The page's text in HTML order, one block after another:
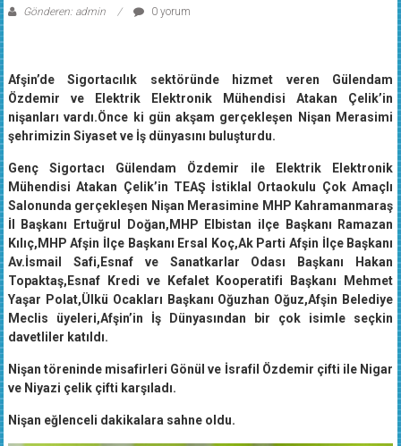
Gönderen: admin 0 yorum
Afşin’de Sigortacılık sektöründe hizmet veren Gülendam
Özdemir ve Elektrik Elektronik Mühendisi Atakan Çelik’in
nişanları vardı.Önce ki gün akşam gerçekleşen Nişan Merasimi
şehrimizin Siyaset ve İş dünyasını buluşturdu.
Genç Sigortacı Gülendam Özdemir ile Elektrik Elektronik
Mühendisi Atakan Çelik’in TEAŞ İstiklal Ortaokulu Çok Amaçlı
Salonunda gerçekleşen Nişan Merasimine MHP Kahramanmaraş
İl Başkanı Ertuğrul Doğan,MHP Elbistan ilçe Başkanı Ramazan
Kılıç,MHP Afşin İlçe Başkanı Ersal Koç,Ak Parti Afşin İlçe Başkanı
Av.İsmail Safi,Esnaf ve Sanatkarlar Odası Başkanı Hakan
Topaktaş,Esnaf Kredi ve Kefalet Kooperatifi Başkanı Mehmet
Yaşar Polat,Ülkü Ocakları Başkanı Oğuzhan Oğuz,Afşin Belediye
Meclis üyeleri,Afşin’in İş Dünyasından bir çok isimle seçkin
davetliler katıldı.
Nişan töreninde misafirleri Gönül ve İsrafil Özdemir çifti ile Nigar
ve Niyazi çelik çifti karşıladı.
Nişan eğlenceli dakikalara sahne oldu.